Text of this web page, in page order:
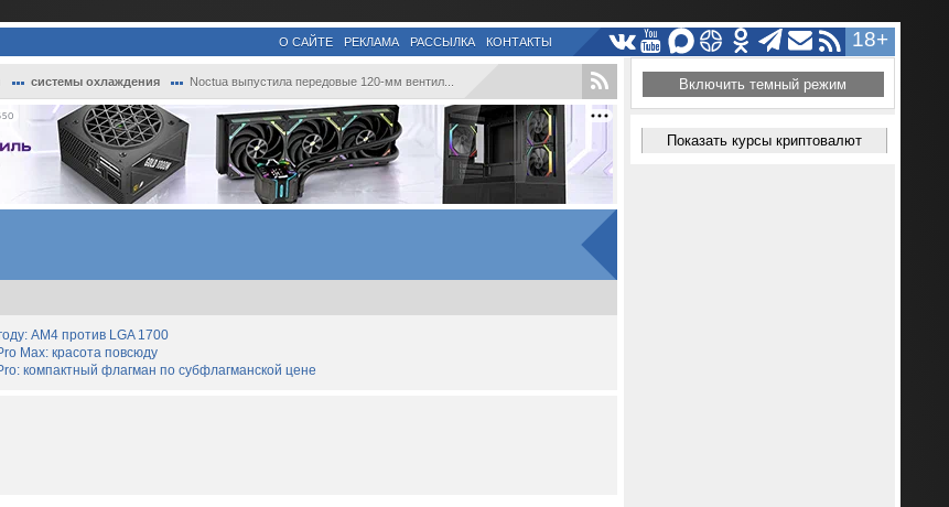
18+
О САЙТЕ РЕКЛАМА РАССЫЛКА КОНТАКТЫ
системы охлаждения Noctua выпустила передовые 120-мм вентил...
AM4 против LGA 1700
Max: красота повсюду
компактный флагман по субфлагманской цене
Включить темный режим
Показать курсы криптовалют